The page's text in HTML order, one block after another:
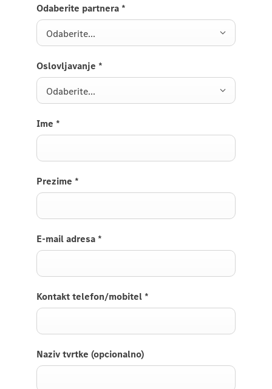
Odaberite partnera *
Odaberite...
Oslovljavanje *
Odaberite...
Ime *
Prezime *
E-mail adresa *
Kontakt telefon/mobitel *
Naziv tvrtke (opcionalno)